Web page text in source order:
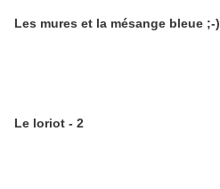
Les mures et la mésange bleue ;-)
Le loriot - 2